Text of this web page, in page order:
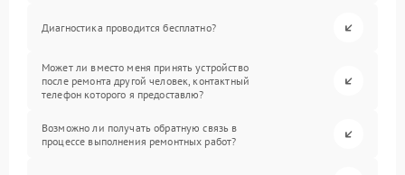
Диагностика проводится бесплатно?
Может ли вместо меня принять устройство
после ремонта другой человек, контактный
телефон которого я предоставлю?
Возможно ли получать обратную связь в
процессе выполнения ремонтных работ?